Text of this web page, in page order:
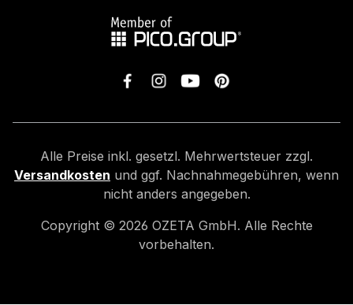
Alle Preise inkl. gesetzl. Mehrwertsteuer zzgl.
Versandkosten und ggf. Nachnahmegebühren, wenn
nicht anders angegeben.
Copyright © 2026 OZETA GmbH. Alle Rechte
vorbehalten.